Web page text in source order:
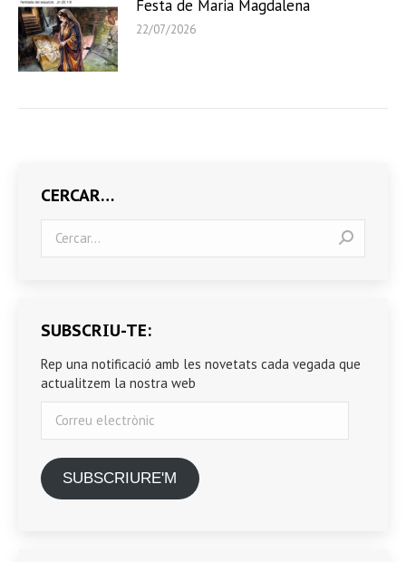
Festa de Maria Magdalena
22/07/2026
CERCAR…
SUBSCRIU-TE:
Rep una notificació amb les novetats cada vegada que
actualitzem la nostra web
electrònic
SUBSCRIURE'M